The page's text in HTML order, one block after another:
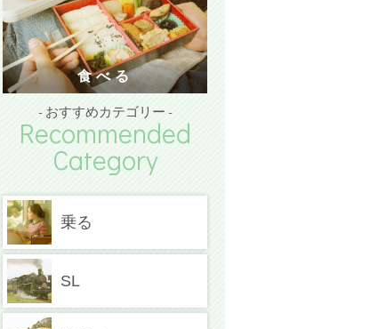
食べる
- おすすめカテゴリー -
Recommended
Category
乗る
SL